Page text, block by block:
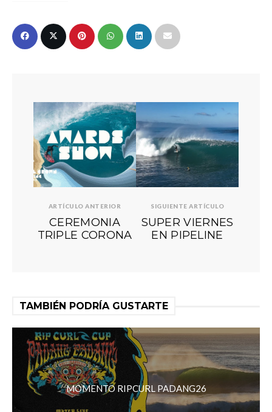
ARTÍCULO ANTERIOR
CEREMONIA
TRIPLE CORONA
SIGUIENTE ARTÍCULO
SUPER VIERNES
EN PIPELINE
TAMBIÉN PODRÍA GUSTARTE
MOMENTO RIPCURL PADANG26